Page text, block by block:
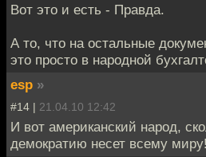
Вот это и есть - Правда.
А то, что на остальные
это просто в народной
esp »
#14 | 21.04.10 12:42
И вот американский народ,
демократию несет всему миру!